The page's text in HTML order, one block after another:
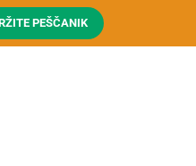
PEŠČANIK